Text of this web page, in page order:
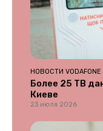
НОВОСТИ VODAFONE
Более 25 ТВ
Киеве
23 июля 2026